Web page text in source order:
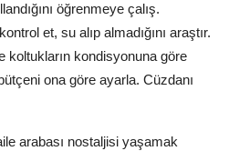
öğrenmeye çalış.
et, su alıp almadığını araştır.
koltukların kondisyonuna göre
ona göre ayarla. Cüzdanı
arabası nostaljisi yaşamak